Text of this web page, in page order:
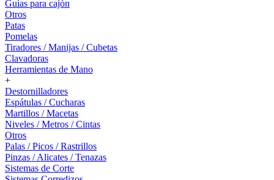
Guías para cajón
Otros
Patas
Pomelas
Tiradores / Manijas / Cubetas
Clavadoras
Herramientas de Mano
+
Destornilladores
Espátulas / Cucharas
Martillos / Macetas
Niveles / Metros / Cintas
Otros
Palas / Picos / Rastrillos
Pinzas / Alicates / Tenazas
Sistemas de Corte